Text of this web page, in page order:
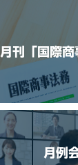
月刊「国際商
月例